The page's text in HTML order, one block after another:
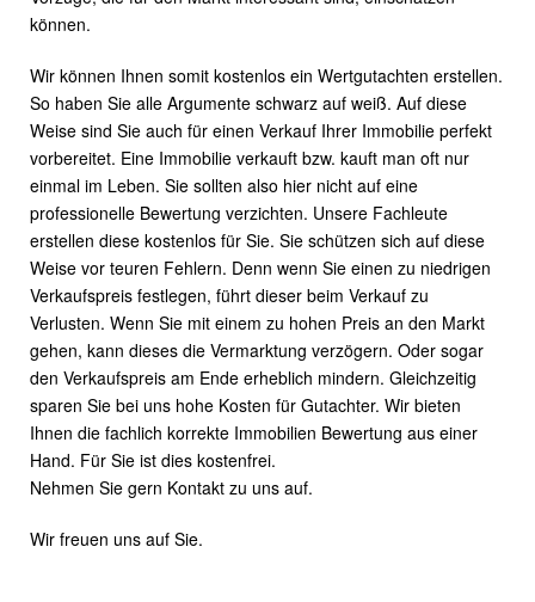
können.
Wir können Ihnen somit kostenlos ein Wertgutachten erstellen.
So haben Sie alle Argumente schwarz auf weiß. Auf diese
Weise sind Sie auch für einen Verkauf Ihrer Immobilie perfekt
vorbereitet. Eine Immobilie verkauft bzw. kauft man oft nur
einmal im Leben. Sie sollten also hier nicht auf eine
professionelle Bewertung verzichten. Unsere Fachleute
erstellen diese kostenlos für Sie. Sie schützen sich auf diese
Weise vor teuren Fehlern. Denn wenn Sie einen zu niedrigen
Verkaufspreis festlegen, führt dieser beim Verkauf zu
Verlusten. Wenn Sie mit einem zu hohen Preis an den Markt
gehen, kann dieses die Vermarktung verzögern. Oder sogar
den Verkaufspreis am Ende erheblich mindern. Gleichzeitig
sparen Sie bei uns hohe Kosten für Gutachter. Wir bieten
Ihnen die fachlich korrekte Immobilien Bewertung aus einer
Hand. Für Sie ist dies kostenfrei.
Nehmen Sie gern Kontakt zu uns auf.
Wir freuen uns auf Sie.